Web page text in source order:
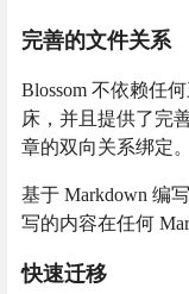
完善的文件关系
Blossom 不依赖任
床，并且提供了完
章的双向关系绑定。
基于 Markdown 编
写的内容在任何
快速迁移